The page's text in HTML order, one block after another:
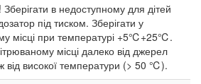
в недоступному для дітей
під тиском. Зберігати у
місці при температурі +5℃+25℃.
місці далеко від джерел
від високої температури (> 50 ℃).